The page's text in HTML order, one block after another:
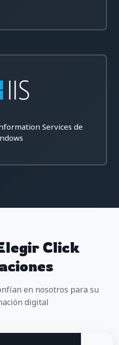
Services de
Click
en nosotros para su
digital